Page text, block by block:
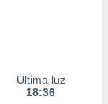
Última luz
18:36